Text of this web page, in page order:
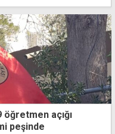
öğretmen açığı
peşinde